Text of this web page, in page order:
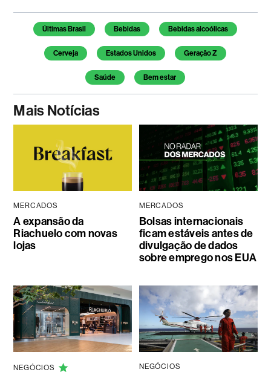
Temas deste artigo
Últimas Brasil Bebidas Bebidas alcoólicas
Cerveja Estados Unidos Geração Z
Saúde Bem estar
Mais Notícias
MERCADOS
A expansão da
Riachuelo com novas
lojas
MERCADOS
Bolsas internacionais
ficam estáveis antes de
divulgação de dados
sobre emprego nos EUA
NEGÓCIOS NEGÓCIOS